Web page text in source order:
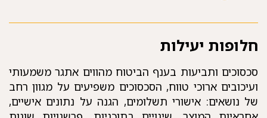
חלופות יעילות
סכסוכים ותביעות בענף הביטוח מהווים אתגר משמעותי
ועיכובים ארוכי טווח, הסכסוכים משפיעים על מגוון רחב
של נושאים: אישורי תשלומים, הגנה על נתונים אישיים,